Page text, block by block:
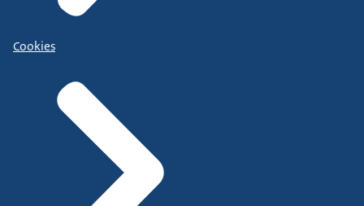
Cookies